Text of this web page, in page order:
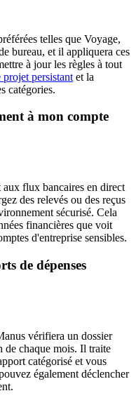
telles que Voyage,
bureau, et il appliquera ces
à jour les règles à tout
projet persistant et la
catégories.
à mon compte
aux flux bancaires en direct
des relevés ou des reçus
sécurisé. Cela
financières que voit
d'entreprise sensibles.
de dépenses
vérifiera un dossier
de chaque mois. Il traite
catégorisé et vous
également déclencher